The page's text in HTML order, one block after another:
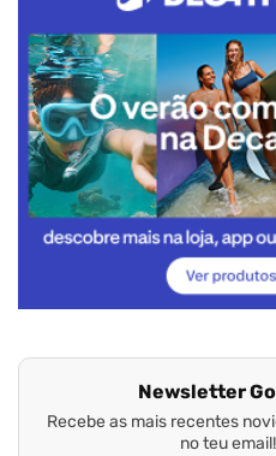
Newsletter
Recebe as mais recentes
no teu email!